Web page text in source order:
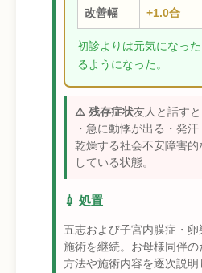
改善幅 +1.0合
初診よりは元気になっ
るようになった。
⚠️ 残存症状友人と話すと
・急に動悸が出る・発
乾燥する社会不安障害
している状態。
💉 処置
五志および子宮内膜症・
施術を継続。お母様同伴
方法や施術内容を逐次説